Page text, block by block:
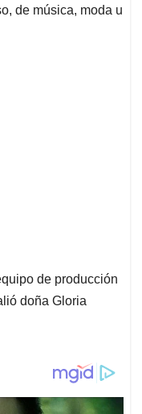
de música, moda u
de producción
doña Gloria